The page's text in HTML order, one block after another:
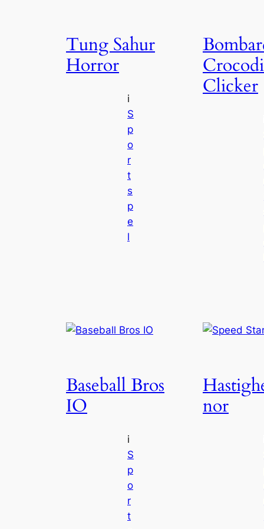
Tung Sahur
Horror
i
S
p
o
r
t
s
p
e
l
Clicker
Baseball Bros
IO
i
S
p
o
r
t
nor